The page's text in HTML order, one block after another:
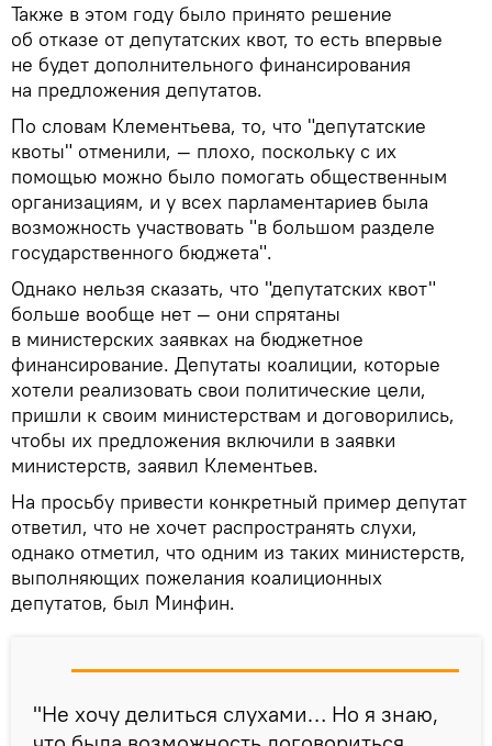
Также в этом году было принято решение
об отказе от депутатских квот, то есть впервые
не будет дополнительного финансирования
на предложения депутатов.
По словам Клементьева, то, что "депутатские
квоты" отменили, — плохо, поскольку с их
помощью можно было помогать общественным
организациям, и у всех парламентариев была
возможность участвовать "в большом разделе
государственного бюджета".
Однако нельзя сказать, что "депутатских квот"
больше вообще нет — они спрятаны
в министерских заявках на бюджетное
финансирование. Депутаты коалиции, которые
хотели реализовать свои политические цели,
пришли к своим министерствам и договорились,
чтобы их предложения включили в заявки
министерств, заявил Клементьев.
На просьбу привести конкретный пример депутат
ответил, что не хочет распространять слухи,
однако отметил, что одним из таких министерств,
выполняющих пожелания коалиционных
депутатов, был Минфин.
"Не хочу делиться слухами… Но я знаю,